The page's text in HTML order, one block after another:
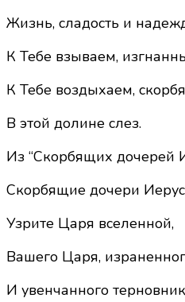
Жизнь, сладость и
К Тебе взываем,
К Тебе воздыхаем,
В этой долине слез.
Из “Скорбящих дочерей
Cкорбящие дочери
Узрите Царя вселенной,
Вашего Царя,
И увенчанного